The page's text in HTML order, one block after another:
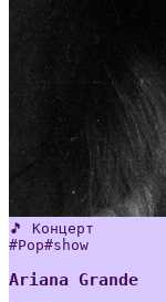
🎵 Концерт
#Pop#show
Ariana Grande